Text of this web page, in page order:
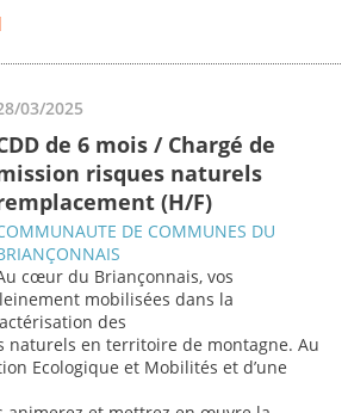
03/2025
de 6 mois / Chargé de
risques naturels
(H/F)
DE COMMUNES DU
cœur du Briançonnais, vos
mobilisées dans la
des
naturels en territoire de montagne. Au
Ecologique et Mobilités et d’une